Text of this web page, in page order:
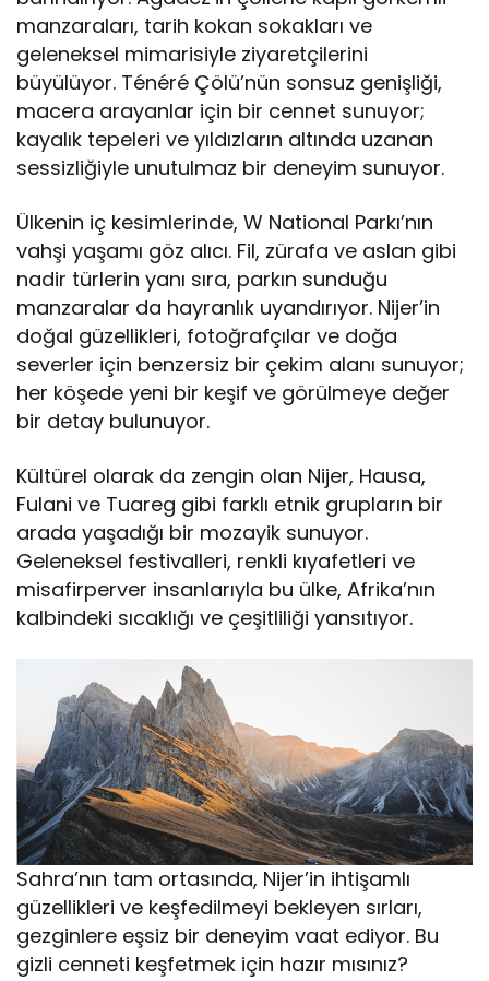
manzaraları, tarih kokan sokakları ve
geleneksel mimarisiyle ziyaretçilerini
büyülüyor. Ténéré Çölü’nün sonsuz genişliği,
macera arayanlar için bir cennet sunuyor;
kayalık tepeleri ve yıldızların altında uzanan
sessizliğiyle unutulmaz bir deneyim sunuyor.
Ülkenin iç kesimlerinde, W National Parkı’nın
vahşi yaşamı göz alıcı. Fil, zürafa ve aslan gibi
nadir türlerin yanı sıra, parkın sunduğu
manzaralar da hayranlık uyandırıyor. Nijer’in
doğal güzellikleri, fotoğrafçılar ve doğa
severler için benzersiz bir çekim alanı sunuyor;
her köşede yeni bir keşif ve görülmeye değer
bir detay bulunuyor.
Kültürel olarak da zengin olan Nijer, Hausa,
Fulani ve Tuareg gibi farklı etnik grupların bir
arada yaşadığı bir mozayik sunuyor.
Geleneksel festivalleri, renkli kıyafetleri ve
misafirperver insanlarıyla bu ülke, Afrika’nın
kalbindeki sıcaklığı ve çeşitliliği yansıtıyor.
Sahra’nın tam ortasında, Nijer’in ihtişamlı
güzellikleri ve keşfedilmeyi bekleyen sırları,
gezginlere eşsiz bir deneyim vaat ediyor. Bu
gizli cenneti keşfetmek için hazır mısınız?